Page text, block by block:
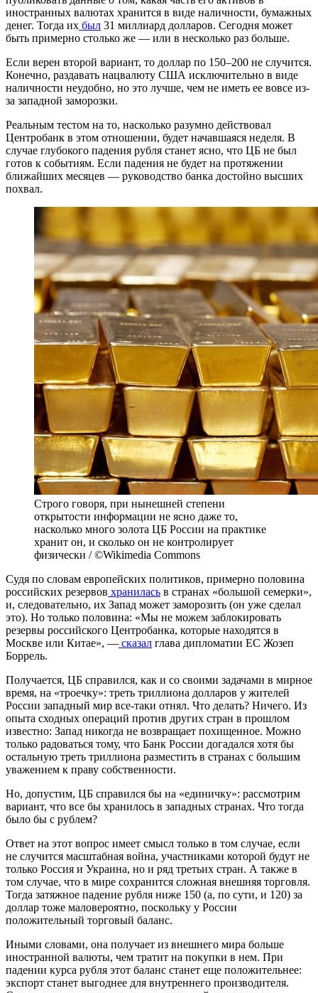
иностранных валютах хранится в виде наличности, бумажных
денег. Тогда их был 31 миллиард долларов. Сегодня может
быть примерно столько же — или в несколько раз больше.
Если верен второй вариант, то доллар по 150–200 не случится.
Конечно, раздавать нацвалюту США исключительно в виде
наличности неудобно, но это лучше, чем не иметь ее вовсе из-
за западной заморозки.
Реальным тестом на то, насколько разумно действовал
Центробанк в этом отношении, будет начавшаяся неделя. В
случае глубокого падения рубля станет ясно, что ЦБ не был
готов к событиям. Если падения не будет на протяжении
ближайших месяцев — руководство банка достойно высших
похвал.
Строго говоря, при нынешней степени
открытости информации не ясно даже то,
насколько много золота ЦБ России на практике
хранит он, и сколько он не контролирует
физически / ©Wikimedia Commons
Судя по словам европейских политиков, примерно половина
российских резервов хранилась в странах «большой семерки»,
и, следовательно, их Запад может заморозить (он уже сделал
это). Но только половина: «Мы не можем заблокировать
резервы российского Центробанка, которые находятся в
Москве или Китае», — сказал глава дипломатии ЕС Жозеп
Боррель.
Получается, ЦБ справился, как и со своими задачами в мирное
время, на «троечку»: треть триллиона долларов у жителей
России западный мир все-таки отнял. Что делать? Ничего. Из
опыта сходных операций против других стран в прошлом
известно: Запад никогда не возвращает похищенное. Можно
только радоваться тому, что Банк России догадался хотя бы
остальную треть триллиона разместить в странах с большим
уважением к праву собственности.
Но, допустим, ЦБ справился бы на «единичку»: рассмотрим
вариант, что все бы хранилось в западных странах. Что тогда
было бы с рублем?
Ответ на этот вопрос имеет смысл только в том случае, если
не случится масштабная война, участниками которой будут не
только Россия и Украина, но и ряд третьих стран. А также в
том случае, что в мире сохранится сложная внешняя торговля.
Тогда затяжное падение рубля ниже 150 (а, по сути, и 120) за
доллар тоже маловероятно, поскольку у России
положительный торговый баланс.
Иными словами, она получает из внешнего мира больше
иностранной валюты, чем тратит на покупки в нем. При
падении курса рубля этот баланс станет еще положительнее:
экспорт станет выгоднее для внутреннего производителя.